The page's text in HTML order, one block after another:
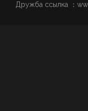
Дружба ссылка ：